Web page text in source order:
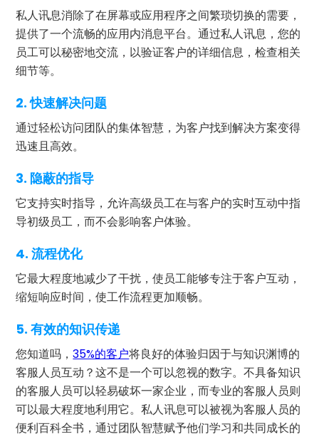
私人讯息消除了在屏幕或应用程序之间繁琐切换的需要，
提供了一个流畅的应用内消息平台。通过私人讯息，您的
员工可以秘密地交流，以验证客户的详细信息，检查相关
细节等。
2.快速解决问题
通过轻松访问团队的集体智慧，为客户找到解决方案变得
迅速且高效。
3. 隐蔽的指导
它支持实时指导，允许高级员工在与客户的实时互动中指
导初级员工，而不会影响客户体验。
4. 流程优化
它最大程度地减少了干扰，使员工能够专注于客户互动，
缩短响应时间，使工作流程更加顺畅。
5. 有效的知识传递
您知道吗，35%的客户将良好的体验归因于与知识渊博的
客服人员互动？这不是一个可以忽视的数字。不具备知识
的客服人员可以轻易破坏一家企业，而专业的客服人员则
可以最大程度地利用它。私人讯息可以被视为客服人员的
便利百科全书，通过团队智慧赋予他们学习和共同成长的